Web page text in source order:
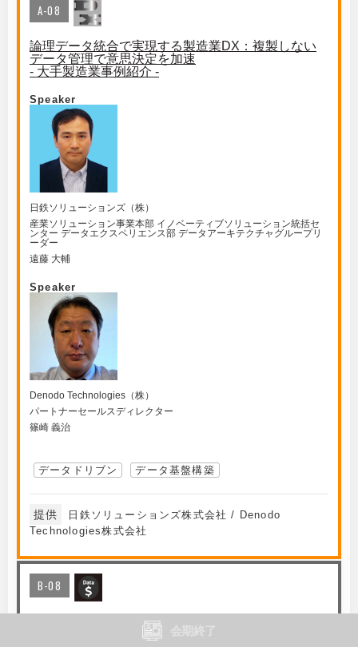
A-08
論理データ統合で実現する製造業DX：複製しない
データ管理で意思決定を加速
- 大手製造業事例紹介 -
Speaker
日鉄ソリューションズ（株）
産業ソリューション事業本部 イノベーティブソリューション統括セ
ンター データエクスペリエンス部 データアーキテクチャグループリ
ーダー
遠藤 大輔
Speaker
Denodo Technologies（株）
パートナーセールスディレクター
篠崎 義治
データドリブン データ基盤構築
提供
日鉄ソリューションズ株式会社 / Denodo
Technologies株式会社
B-08
製造業の未来を加速させるデータ活用戦略：ビジネ